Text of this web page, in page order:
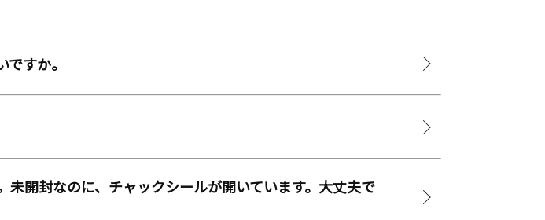
すか。
開封なのに、チャックシールが開いています。大丈夫で